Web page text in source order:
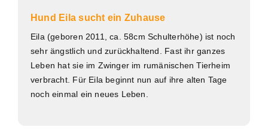
Hund Eila sucht ein Zuhause
Eila (geboren 2011, ca. 58cm Schulterhöhe) ist noch
sehr ängstlich und zurückhaltend. Fast ihr ganzes
Leben hat sie im Zwinger im rumänischen Tierheim
verbracht. Für Eila beginnt nun auf ihre alten Tage
noch einmal ein neues Leben.